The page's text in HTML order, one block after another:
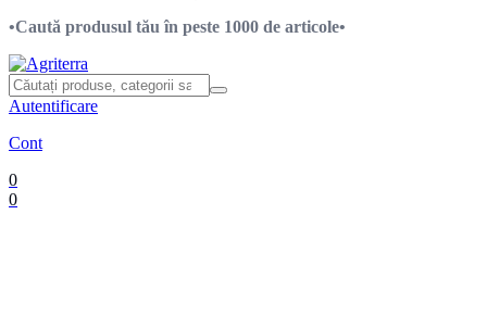
•Caută produsul tău în peste 1000 de articole•
Autentificare
Cont
0
0